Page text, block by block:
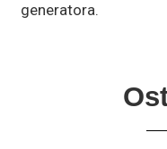
generatora.